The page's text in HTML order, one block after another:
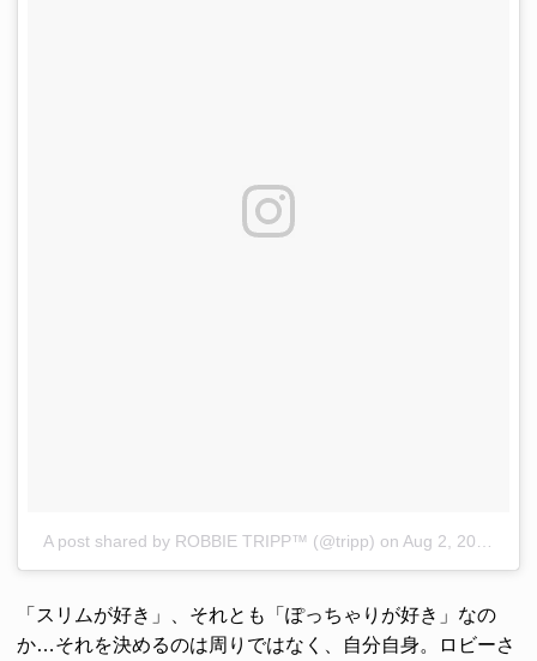
A post shared by ROBBIE TRIPP™ (@tripp) on Aug 2, 2017 at 9:10pm PDT
「スリムが好き」、それとも「ぽっちゃりが好き」なの
か…それを決めるのは周りではなく、自分自身。ロビーさ